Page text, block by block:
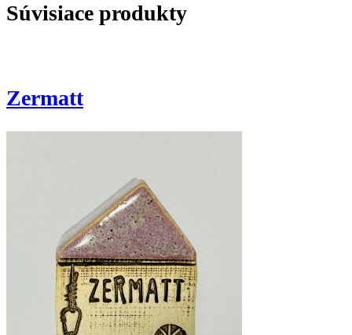
Súvisiace produkty
Zermatt